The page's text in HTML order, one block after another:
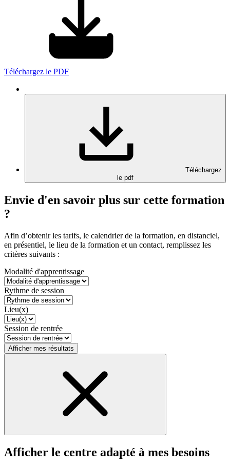
Téléchargez le PDF
Téléchargez
le pdf
Envie d'en savoir plus sur cette formation
?
Afin d’obtenir les tarifs, le calendrier de la formation, en distanciel,
en présentiel, le lieu de la formation et un contact, remplissez les
critères suivants :
Modalité d'apprentissage
Rythme de session
Lieu(x)
Session de rentrée
Afficher mes résultats
Afficher le centre adapté à mes besoins